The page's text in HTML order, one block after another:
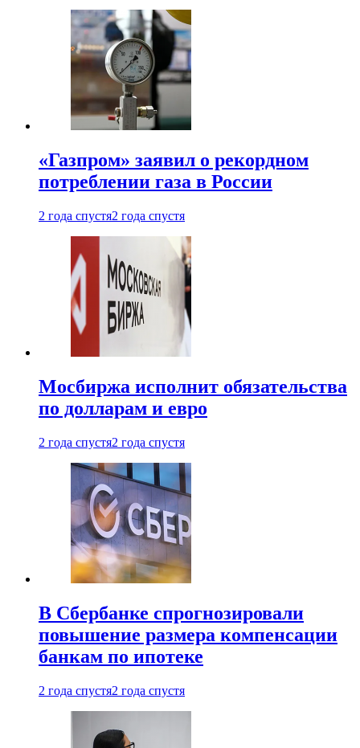
«Газпром» заявил о рекордном
потреблении газа в России
2 года спустя2 года спустя
Мосбиржа исполнит обязательства
по долларам и евро
2 года спустя2 года спустя
В Сбербанке спрогнозировали
повышение размера компенсации
банкам по ипотеке
2 года спустя2 года спустя